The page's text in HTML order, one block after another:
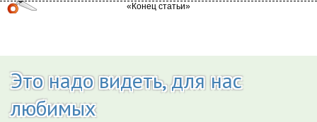
Это надо видеть, для нас
любимых